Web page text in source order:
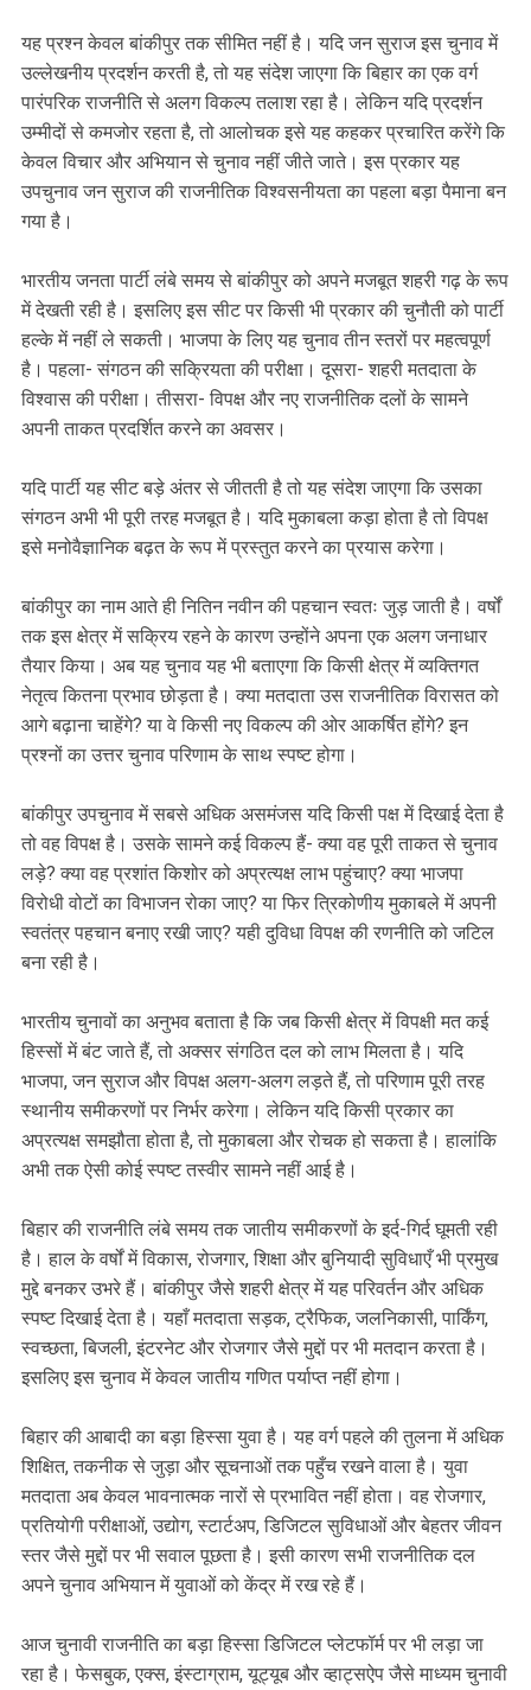
यह प्रश्न केवल बांकीपुर तक सीमित नहीं है। यदि जन सुराज इस चुनाव में
उल्लेखनीय प्रदर्शन करती है, तो यह संदेश जाएगा कि बिहार का एक वर्ग
पारंपरिक राजनीति से अलग विकल्प तलाश रहा है। लेकिन यदि प्रदर्शन
उम्मीदों से कमजोर रहता है, तो आलोचक इसे यह कहकर प्रचारित करेंगे कि
केवल विचार और अभियान से चुनाव नहीं जीते जाते। इस प्रकार यह
उपचुनाव जन सुराज की राजनीतिक विश्वसनीयता का पहला बड़ा पैमाना बन
गया है।
भारतीय जनता पार्टी लंबे समय से बांकीपुर को अपने मजबूत शहरी गढ़ के रूप
में देखती रही है। इसलिए इस सीट पर किसी भी प्रकार की चुनौती को पार्टी
हल्के में नहीं ले सकती। भाजपा के लिए यह चुनाव तीन स्तरों पर महत्वपूर्ण
है। पहला- संगठन की सक्रियता की परीक्षा। दूसरा- शहरी मतदाता के
विश्वास की परीक्षा। तीसरा- विपक्ष और नए राजनीतिक दलों के सामने
अपनी ताकत प्रदर्शित करने का अवसर।
यदि पार्टी यह सीट बड़े अंतर से जीतती है तो यह संदेश जाएगा कि उसका
संगठन अभी भी पूरी तरह मजबूत है। यदि मुकाबला कड़ा होता है तो विपक्ष
इसे मनोवैज्ञानिक बढ़त के रूप में प्रस्तुत करने का प्रयास करेगा।
बांकीपुर का नाम आते ही नितिन नवीन की पहचान स्वतः जुड़ जाती है। वर्षों
तक इस क्षेत्र में सक्रिय रहने के कारण उन्होंने अपना एक अलग जनाधार
तैयार किया। अब यह चुनाव यह भी बताएगा कि किसी क्षेत्र में व्यक्तिगत
नेतृत्व कितना प्रभाव छोड़ता है। क्या मतदाता उस राजनीतिक विरासत को
आगे बढ़ाना चाहेंगे? या वे किसी नए विकल्प की ओर आकर्षित होंगे? इन
प्रश्नों का उत्तर चुनाव परिणाम के साथ स्पष्ट होगा।
बांकीपुर उपचुनाव में सबसे अधिक असमंजस यदि किसी पक्ष में दिखाई देता है
तो वह विपक्ष है। उसके सामने कई विकल्प हैं- क्या वह पूरी ताकत से चुनाव
लड़े? क्या वह प्रशांत किशोर को अप्रत्यक्ष लाभ पहुंचाए? क्या भाजपा
विरोधी वोटों का विभाजन रोका जाए? या फिर त्रिकोणीय मुकाबले में अपनी
स्वतंत्र पहचान बनाए रखी जाए? यही दुविधा विपक्ष की रणनीति को जटिल
बना रही है।
भारतीय चुनावों का अनुभव बताता है कि जब किसी क्षेत्र में विपक्षी मत कई
हिस्सों में बंट जाते हैं, तो अक्सर संगठित दल को लाभ मिलता है। यदि
भाजपा, जन सुराज और विपक्ष अलग-अलग लड़ते हैं, तो परिणाम पूरी तरह
स्थानीय समीकरणों पर निर्भर करेगा। लेकिन यदि किसी प्रकार का
अप्रत्यक्ष समझौता होता है, तो मुकाबला और रोचक हो सकता है। हालांकि
अभी तक ऐसी कोई स्पष्ट तस्वीर सामने नहीं आई है।
बिहार की राजनीति लंबे समय तक जातीय समीकरणों के इर्द-गिर्द घूमती रही
है। हाल के वर्षों में विकास, रोजगार, शिक्षा और बुनियादी सुविधाएँ भी प्रमुख
मुद्दे बनकर उभरे हैं। बांकीपुर जैसे शहरी क्षेत्र में यह परिवर्तन और अधिक
स्पष्ट दिखाई देता है। यहाँ मतदाता सड़क, ट्रैफिक, जलनिकासी, पार्किंग,
स्वच्छता, बिजली, इंटरनेट और रोजगार जैसे मुद्दों पर भी मतदान करता है।
इसलिए इस चुनाव में केवल जातीय गणित पर्याप्त नहीं होगा।
बिहार की आबादी का बड़ा हिस्सा युवा है। यह वर्ग पहले की तुलना में अधिक
शिक्षित, तकनीक से जुड़ा और सूचनाओं तक पहुँच रखने वाला है। युवा
मतदाता अब केवल भावनात्मक नारों से प्रभावित नहीं होता। वह रोजगार,
प्रतियोगी परीक्षाओं, उद्योग, स्टार्टअप, डिजिटल सुविधाओं और बेहतर जीवन
स्तर जैसे मुद्दों पर भी सवाल पूछता है। इसी कारण सभी राजनीतिक दल
अपने चुनाव अभियान में युवाओं को केंद्र में रख रहे हैं।
आज चुनावी राजनीति का बड़ा हिस्सा डिजिटल प्लेटफॉर्म पर भी लड़ा जा
रहा है। फेसबुक, एक्स, इंस्टाग्राम, यूट्यूब और व्हाट्सऐप जैसे माध्यम चुनावी